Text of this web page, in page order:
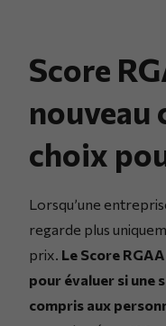
Score
nouveau
choix
Lorsqu’une
regarde plus
prix. Le Score
pour évaluer si une
compris aux